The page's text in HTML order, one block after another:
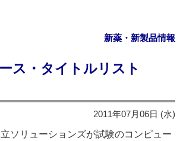
新薬・新製品情報
ス・タイトルリスト
2011年07月06日 (水)
立ソリューションズが試験のコンピュー